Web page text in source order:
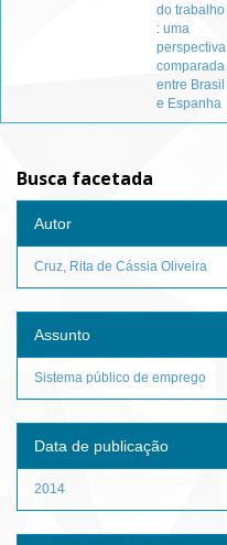
do trabalho
: uma
perspectiva
comparada
entre Brasil
e Espanha
Busca facetada
Autor
Cruz, Rita de Cássia Oliveira
Assunto
Sistema público de emprego
Data de publicação
2014